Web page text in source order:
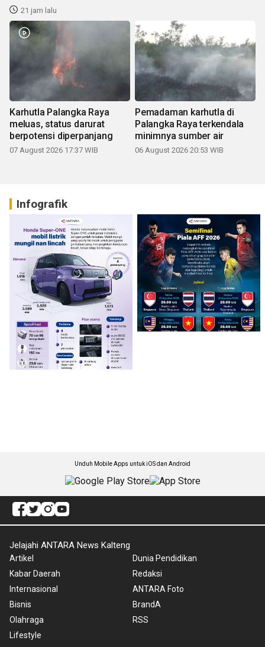
21 jam lalu
Karhutla Palangka Raya
meluas, status darurat
berpotensi diperpanjang
07 August 2026 17:37 WIB
Pemadaman karhutla di
Palangka Raya terkendala
minimnya sumber air
06 August 2026 20:53 WIB
Infografik
Unduh Mobile Apps untuk iOS dan Android
Jelajahi ANTARA News Kalteng
Artikel
Kabar Daerah
Internasional
Bisnis
Olahraga
Lifestyle
Dunia Pendidikan
Redaksi
ANTARA Foto
BrandA
RSS